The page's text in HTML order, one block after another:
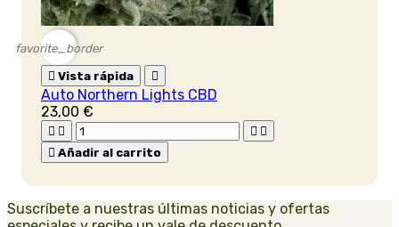
favorite_border
 Vista rápida 
Auto Northern Lights CBD
23,00 €
   
 Añadir al carrito
Suscríbete a nuestras últimas noticias y ofertas